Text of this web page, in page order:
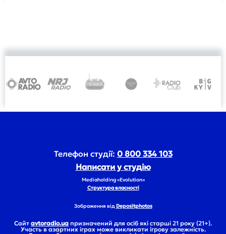
Телефон студії: 0 800 334 103
Написати у студію
Mediaholding «Evolution»
Структура власності
Зображення відDepositphotos
Сайт avtoradio.ua призначений для осіб які старші 21 року (21+).
Участь в азартних іграх може викликати ігрову залежність.